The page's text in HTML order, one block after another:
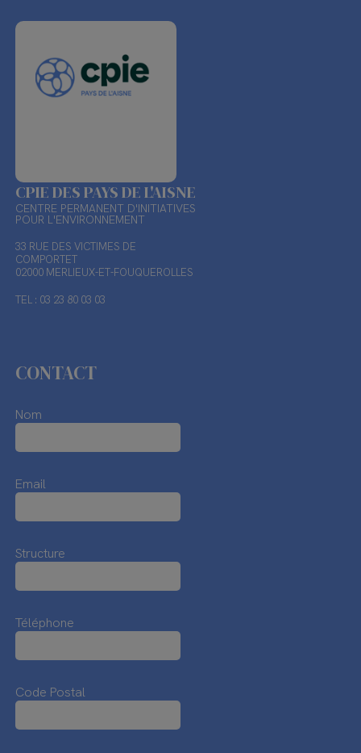
CPIE DES PAYS DE L'AISNE
CENTRE PERMANENT D'INITIATIVES
POUR L'ENVIRONNEMENT
33 RUE DES VICTIMES DE
COMPORTET
02000 MERLIEUX-ET-FOUQUEROLLES
TEL : 03 23 80 03 03
CONTACT
Nom
Email
Structure
Téléphone
Code Postal